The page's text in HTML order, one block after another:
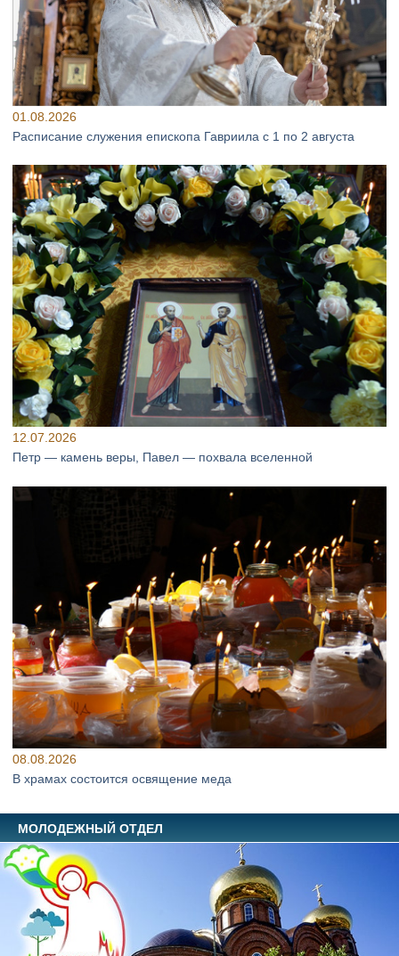
01.08.2026
Расписание служения епископа Гавриила с 1 по 2 августа
12.07.2026
Петр — камень веры, Павел — похвала вселенной
08.08.2026
В храмах состоится освящение меда
МОЛОДЕЖНЫЙ ОТДЕЛ